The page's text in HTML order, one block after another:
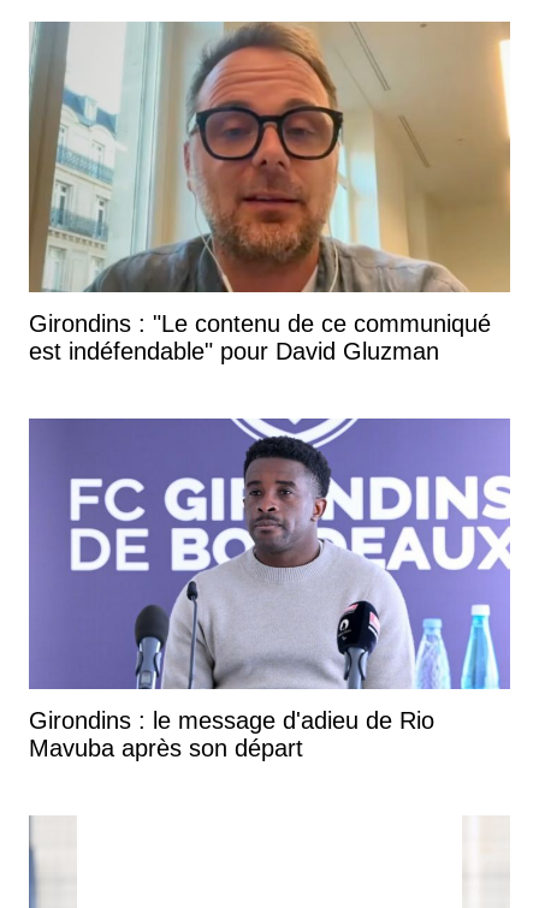
Girondins : "Le contenu de ce communiqué
est indéfendable" pour David Gluzman
Girondins : le message d'adieu de Rio
Mavuba après son départ